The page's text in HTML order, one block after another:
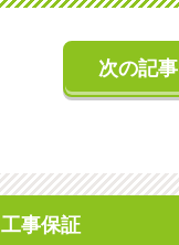
次の記事
工事保証